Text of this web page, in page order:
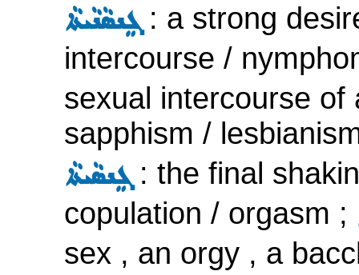
ܓܸܢܣܵܢܵܝܬܵܐ: a strong
intercourse /
sexual intercourse
sapphism /
ܓܸܢܣܵܝܬܵܐ: the final
copulation / orgasm ;
sex , an orgy , a